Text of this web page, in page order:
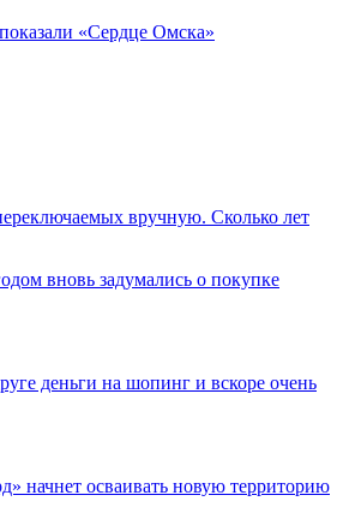
«Сердце Омска»
вручную. Сколько лет
вновь задумались о покупке
деньги на шопинг и вскоре очень
начнет осваивать новую территорию